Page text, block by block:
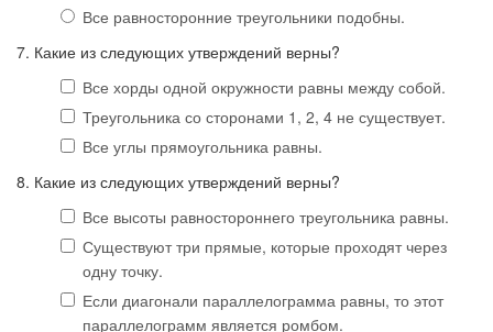
Все равносторонние треугольники подобны.
7. Какие из следующих утверждений верны?
Все хорды одной окружности равны между собой.
Треугольника со сторонами 1, 2, 4 не существует.
Все углы прямоугольника равны.
8. Какие из следующих утверждений верны?
Все высоты равностороннего треугольника равны.
Существуют три прямые, которые проходят через
одну точку.
Если диагонали параллелограмма равны, то этот
параллелограмм является ромбом.